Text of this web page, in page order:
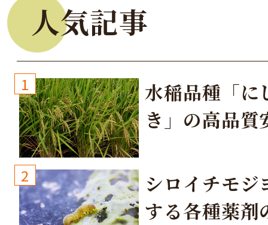
人気記事
1
水稲品種「に
き」の高品質
2
シロイチモジ
する各種薬剤